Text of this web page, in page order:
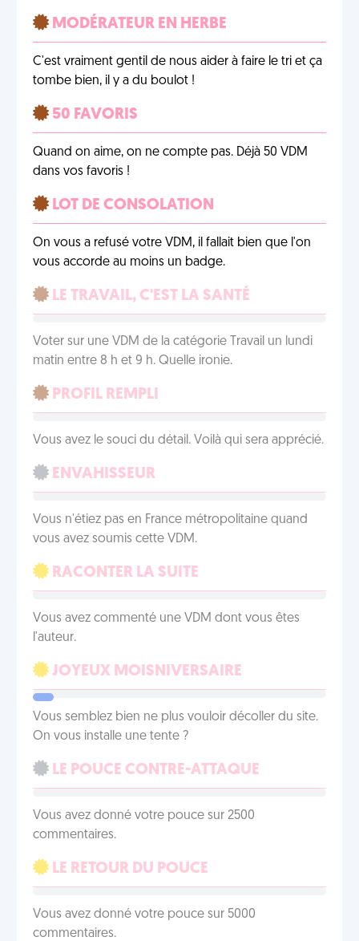
MODÉRATEUR EN HERBE
C'est vraiment gentil de nous aider à faire le tri et ça
tombe bien, il y a du boulot !
50 FAVORIS
Quand on aime, on ne compte pas. Déjà 50 VDM
dans vos favoris !
LOT DE CONSOLATION
On vous a refusé votre VDM, il fallait bien que l'on
vous accorde au moins un badge.
LE TRAVAIL, C'EST LA SANTÉ
Voter sur une VDM de la catégorie Travail un lundi
matin entre 8 h et 9 h. Quelle ironie.
PROFIL REMPLI
Vous avez le souci du détail. Voilà qui sera apprécié.
ENVAHISSEUR
Vous n'étiez pas en France métropolitaine quand
vous avez soumis cette VDM.
RACONTER LA SUITE
Vous avez commenté une VDM dont vous êtes
l'auteur.
JOYEUX MOISNIVERSAIRE
Vous semblez bien ne plus vouloir décoller du site.
On vous installe une tente ?
LE POUCE CONTRE-ATTAQUE
Vous avez donné votre pouce sur 2500
commentaires.
LE RETOUR DU POUCE
Vous avez donné votre pouce sur 5000
commentaires.